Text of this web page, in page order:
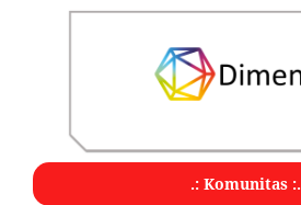
.: Komunitas :.